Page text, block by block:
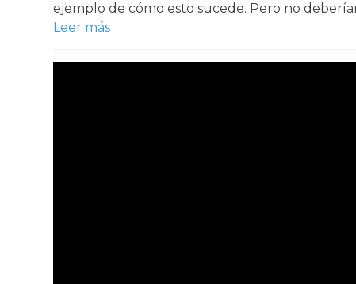
ejemplo de cómo esto sucede. Pero no
Leer más